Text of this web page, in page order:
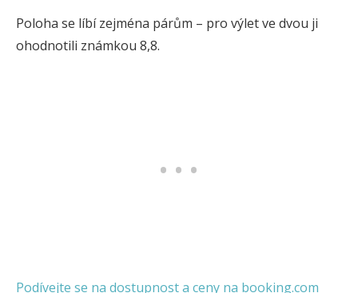
Poloha se líbí zejména párům – pro výlet ve dvou ji
ohodnotili známkou 8,8.
Podívejte se na dostupnost a ceny na booking.com